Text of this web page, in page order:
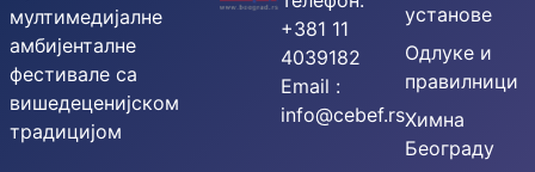
мултимедијалне
амбијенталне
фестивале са
вишедеценијском
традицијом
+381 11
4039182
Email :
info@cebef.rs
установе
Одлуке и
правилници
Химна
Београду